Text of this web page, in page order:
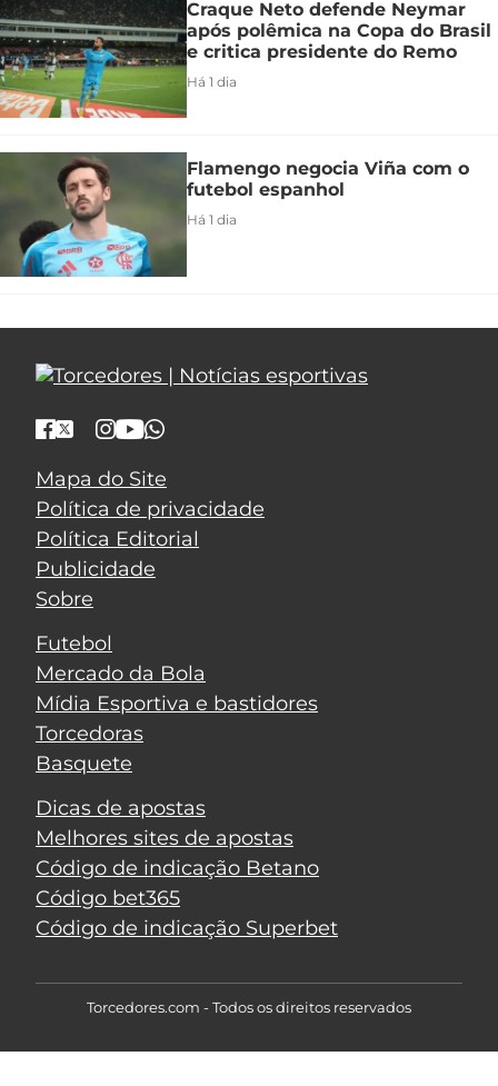
Craque Neto defende Neymar
após polêmica na Copa do Brasil
e critica presidente do Remo
Há 1 dia
Flamengo negocia Viña com o
futebol espanhol
Há 1 dia
Mapa do Site
Política de privacidade
Política Editorial
Publicidade
Sobre
Futebol
Mercado da Bola
Mídia Esportiva e bastidores
Torcedoras
Basquete
Dicas de apostas
Melhores sites de apostas
Código de indicação Betano
Código bet365
Código de indicação Superbet
Torcedores.com - Todos os direitos reservados